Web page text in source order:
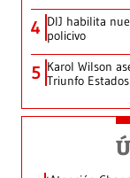
4 DIJ habilita
policivo
5 Karol Wilson
Triunfo